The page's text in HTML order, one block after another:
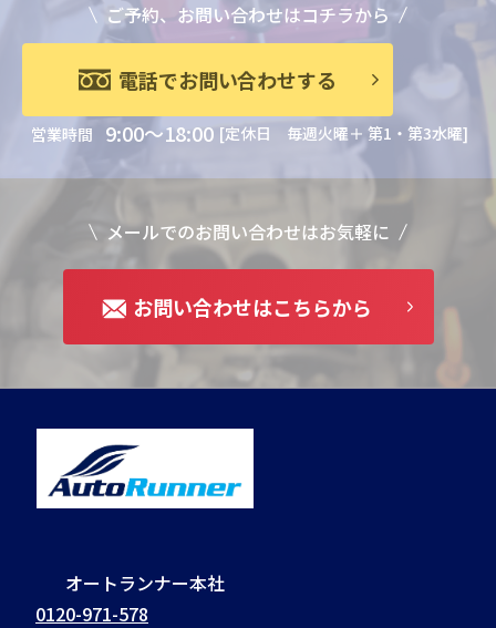
ご予約、お問い合わせはコチラから
電話でお問い合わせする
営業時間 9:00～18:00 [定休日 毎週火曜＋ 第1・第3水曜]
メールでのお問い合わせはお気軽に
お問い合わせはこちらから
オートランナー本社
0120-971-578